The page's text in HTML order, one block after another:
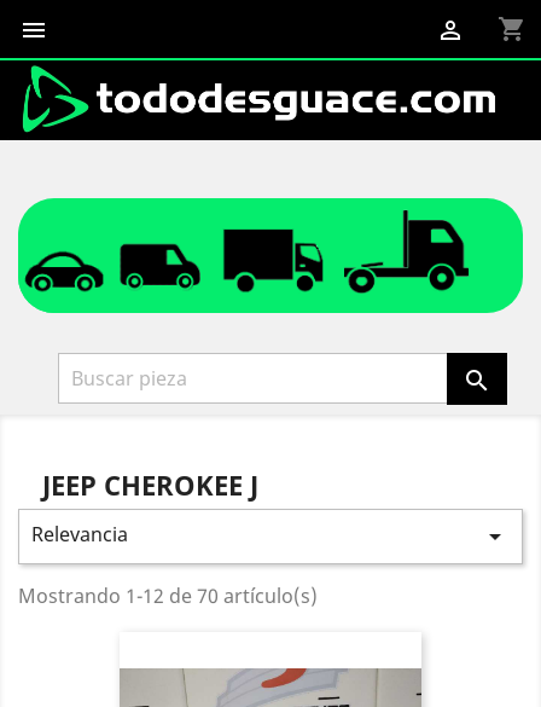
 shopping_cart


JEEP CHEROKEE J
Relevancia 
Mostrando 1-12 de 70 artículo(s)